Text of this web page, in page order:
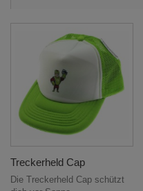
Treckerheld Cap
Die Treckerheld Cap schützt